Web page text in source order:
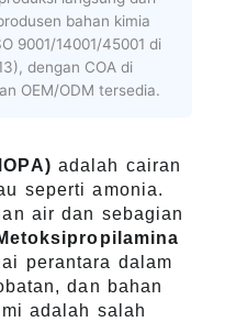
bahan kimia
9001/14001/45001 di
dengan COA di
OEM/ODM tersedia.
adalah cairan
seperti amonia.
air dan sebagian
perantara dalam
dan bahan
adalah salah